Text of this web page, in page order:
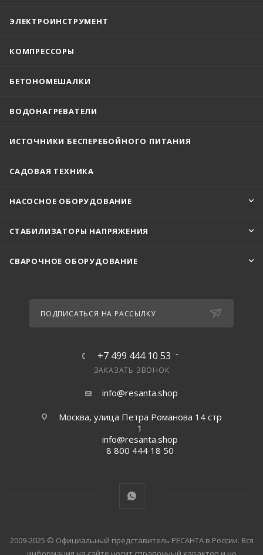
ЭЛЕКТРОИНСТРУМЕНТ
КОМПРЕССОРЫ
БЕТОНОМЕШАЛКИ
ВОДОНАГРЕВАТЕЛИ
ИСТОЧНИКИ БЕСПЕРЕБОЙНОГО ПИТАНИЯ
САДОВАЯ ТЕХНИКА
НАСОСНОЕ ОБОРУДОВАНИЕ
СТАБИЛИЗАТОРЫ НАПРЯЖЕНИЯ
СВАРОЧНОЕ ОБОРУДОВАНИЕ
ПОДПИСАТЬСЯ НА РАССЫЛКУ
+7 499 444 10 53
ЗАКАЗАТЬ ЗВОНОК
info@resanta.shop
Москва, улица Петра Романова 14 стр
1
info@resanta.shop
8 800 444 18 50
2009-2025 © Официальный представитель РЕСАНТА в России. Вся